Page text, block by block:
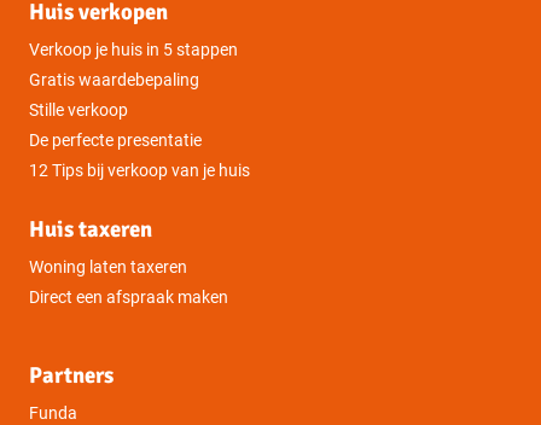
Huis verkopen
Verkoop je huis in 5 stappen
Gratis waardebepaling
Stille verkoop
De perfecte presentatie
12 Tips bij verkoop van je huis
Huis taxeren
Woning laten taxeren
Direct een afspraak maken
Partners
Funda